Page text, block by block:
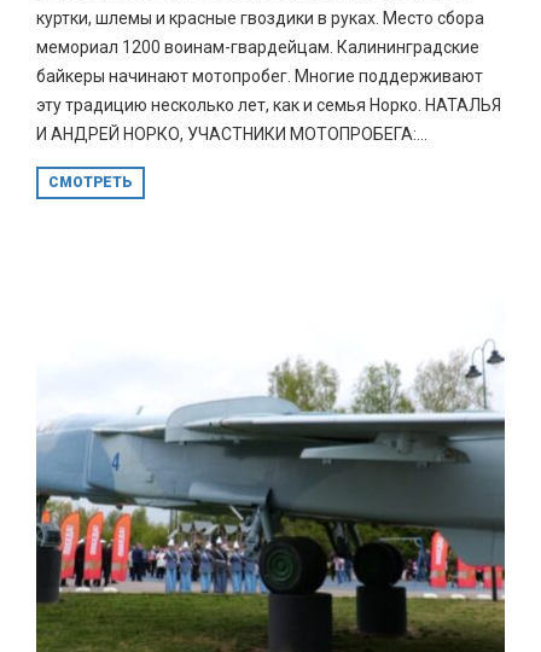
куртки, шлемы и красные гвоздики в руках. Место сбора
мемориал 1200 воинам-гвардейцам. Калининградские
байкеры начинают мотопробег. Многие поддерживают
эту традицию несколько лет, как и семья Норко. НАТАЛЬЯ
И АНДРЕЙ НОРКО, УЧАСТНИКИ МОТОПРОБЕГА:...
СМОТРЕТЬ